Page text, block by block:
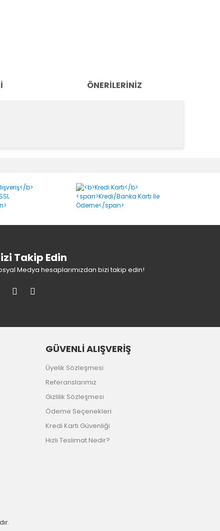
ÖNERILERINIZ
Takip Edin
Medya hesaplarımızdan bizi takip edin!
GÜVENLİ ALIŞVERİŞ
Üyelik Sözleşmesi
Referanslarımız
Gizlilik Sözleşmesi
Ödeme Seçenekleri
Kredi Kartı Güvenliği
Hızlı Teslimat Nedir?